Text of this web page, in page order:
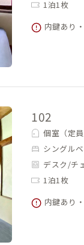
1泊1枚
内鍵あり
102
個室（定員
シングル
デスク/チ
1泊1枚
内鍵あり